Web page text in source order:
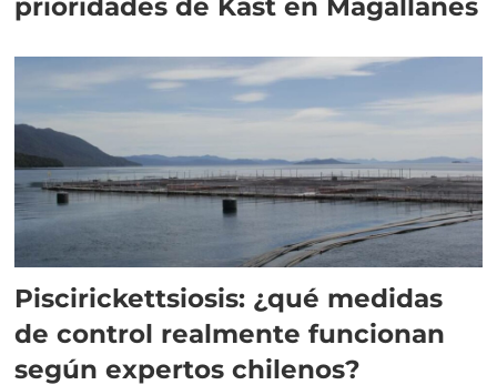
Piscirickettsiosis: ¿qué medidas
de control realmente funcionan
según expertos chilenos?